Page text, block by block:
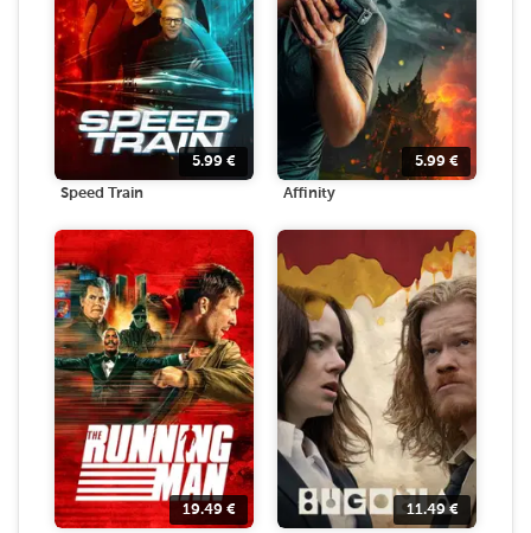
5.99 €
Speed Train
5.99 €
Affinity
19.49 € 11.49€